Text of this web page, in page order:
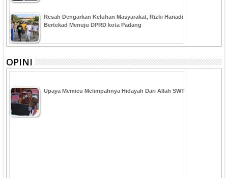
Resah Dengarkan Keluhan Masyarakat, Rizki Hariadi
Bertekad Menuju DPRD kota Padang
OPINI
Upaya Memicu Melimpahnya Hidayah Dari Allah SWT